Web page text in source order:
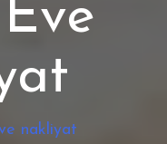
nakliyat